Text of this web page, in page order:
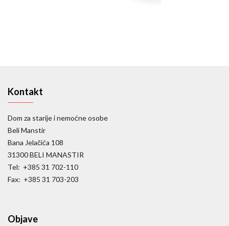
Kontakt
Dom za starije i nemoćne osobe
Beli Manstir
Bana Jelačića 108
31300 BELI MANASTIR
Tel: +385 31 702-110
Fax: +385 31 703-203
Objave